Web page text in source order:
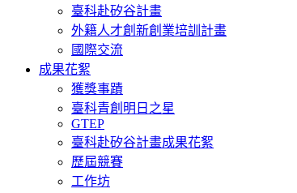
臺科赴矽谷計畫
外籍人才創新創業培訓計畫
國際交流
成果花絮
獲獎事蹟
臺科青創明日之星
GTEP
臺科赴矽谷計畫成果花絮
歷屆競賽
工作坊